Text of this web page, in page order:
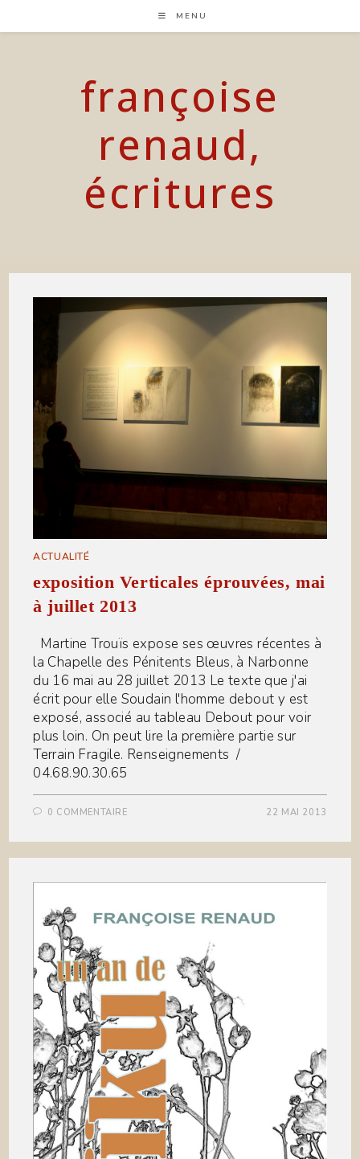
content
MENU
françoise
renaud,
écritures
ACTUALITÉ
exposition Verticales éprouvées, mai
à juillet 2013
Martine Trouïs expose ses œuvres récentes à
la Chapelle des Pénitents Bleus, à Narbonne
du 16 mai au 28 juillet 2013 Le texte que j'ai
écrit pour elle Soudain l'homme debout y est
exposé, associé au tableau Debout pour voir
plus loin. On peut lire la première partie sur
Terrain Fragile. Renseignements /
04.68.90.30.65
0 COMMENTAIRE 22 MAI 2013